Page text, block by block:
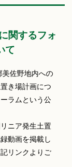
関するフォ
て
佐野地内への
き場計画につ
ラムという公
ニア発生土置
動画を掲載し
リンクよりご